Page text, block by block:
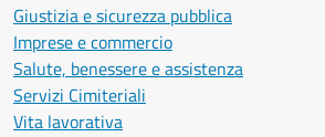
Giustizia e sicurezza pubblica
Imprese e commercio
Salute, benessere e assistenza
Servizi Cimiteriali
Vita lavorativa